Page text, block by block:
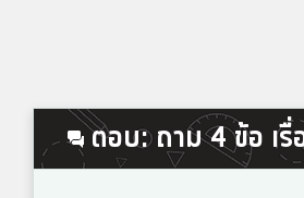
ตอบ: ถาม 4 ข้อ เรื่